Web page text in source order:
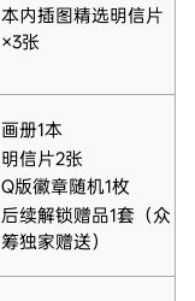
本内插图精选明信片
×3张
画册1本
明信片2张
Q版徽章随机1枚
后续解锁赠品1套（众
筹独家赠送）